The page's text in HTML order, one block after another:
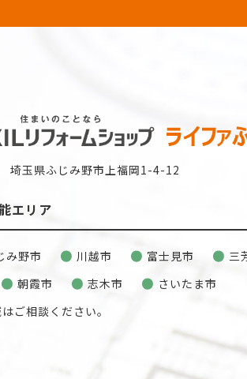
玉県ふじみ野市上福岡1-4-12
エリア
み野市 川越市 富士見市
三
朝霞市 志木市
さいたま市
ご相談ください。